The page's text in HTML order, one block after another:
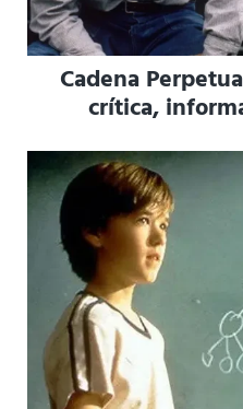
Cadena
crítica,